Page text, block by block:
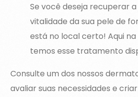
Se você deseja recuperar
vitalidade da sua pele de
está no local certo! Aqui na
temos esse tratamento
Consulte um dos nossos
avaliar suas necessidades e